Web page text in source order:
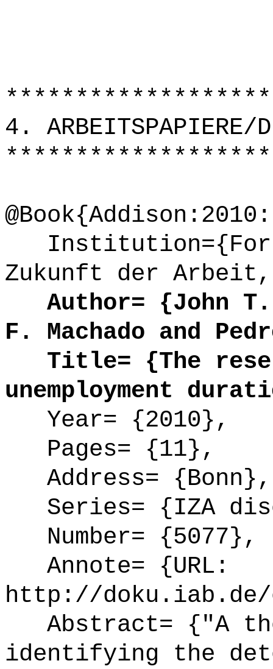
4. ARBEITSPAPIERE/
Zukunft der
Author= {John T.
F. Machado and
Title= {The
unemployment
Year= {2010},
Pages= {11},
Address= {Bonn},
Series= {IZA
Number= {5077},
Annote= {URL:
http://doku.iab.de/
Abstract= {"A
identifying the